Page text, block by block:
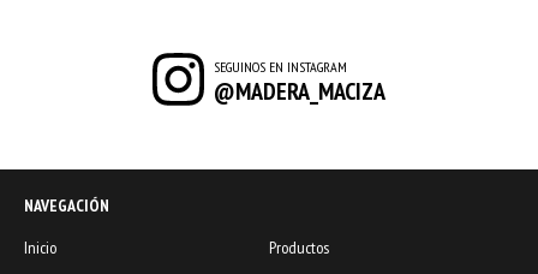
SEGUINOS EN INSTAGRAM
@MADERA_MACIZA
NAVEGACIÓN
Inicio
Productos